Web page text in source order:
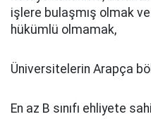
işlere bulaşmış olmak
hükümlü olmamak,
Üniversitelerin Arapça
En az B sınıfı ehliyete